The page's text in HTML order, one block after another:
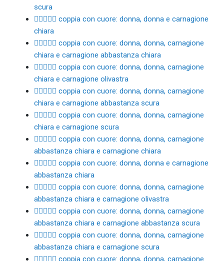
scura
👩🏻‍❤️‍👩🏻 coppia con cuore: donna, donna e carnagione
chiara
👩🏻‍❤️‍👩🏼 coppia con cuore: donna, donna, carnagione
chiara e carnagione abbastanza chiara
👩🏻‍❤️‍👩🏽 coppia con cuore: donna, donna, carnagione
chiara e carnagione olivastra
👩🏻‍❤️‍👩🏾 coppia con cuore: donna, donna, carnagione
chiara e carnagione abbastanza scura
👩🏻‍❤️‍👩🏿 coppia con cuore: donna, donna, carnagione
chiara e carnagione scura
👩🏼‍❤️‍👩🏻 coppia con cuore: donna, donna, carnagione
abbastanza chiara e carnagione chiara
👩🏼‍❤️‍👩🏼 coppia con cuore: donna, donna e carnagione
abbastanza chiara
👩🏼‍❤️‍👩🏽 coppia con cuore: donna, donna, carnagione
abbastanza chiara e carnagione olivastra
👩🏼‍❤️‍👩🏾 coppia con cuore: donna, donna, carnagione
abbastanza chiara e carnagione abbastanza scura
👩🏼‍❤️‍👩🏿 coppia con cuore: donna, donna, carnagione
abbastanza chiara e carnagione scura
👩🏽‍❤️‍👩🏻 coppia con cuore: donna, donna, carnagione